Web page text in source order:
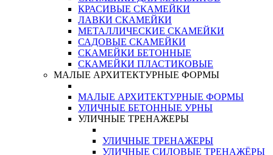
КРАСИВЫЕ СКАМЕЙКИ
ЛАВКИ СКАМЕЙКИ
МЕТАЛЛИЧЕСКИЕ СКАМЕЙКИ
САДОВЫЕ СКАМЕЙКИ
СКАМЕЙКИ БЕТОННЫЕ
СКАМЕЙКИ ПЛАСТИКОВЫЕ
МАЛЫЕ АРХИТЕКТУРНЫЕ ФОРМЫ
МАЛЫЕ АРХИТЕКТУРНЫЕ ФОРМЫ
УЛИЧНЫЕ БЕТОННЫЕ УРНЫ
УЛИЧНЫЕ ТРЕНАЖЕРЫ
УЛИЧНЫЕ ТРЕНАЖЕРЫ
УЛИЧНЫЕ СИЛОВЫЕ ТРЕНАЖЁРЫ